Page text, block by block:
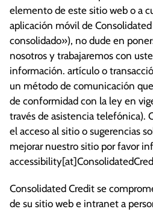
elemento de este sitio web o a
aplicación móvil de
consolidado»), no dude en
nosotros y trabajaremos con
información. artículo o
un método de comunicación
de conformidad con la ley en
través de asistencia telefónica).
el acceso al sitio o sugerencias
mejorar nuestro sitio por favor
Consolidated Credit se
de su sitio web e intranet a